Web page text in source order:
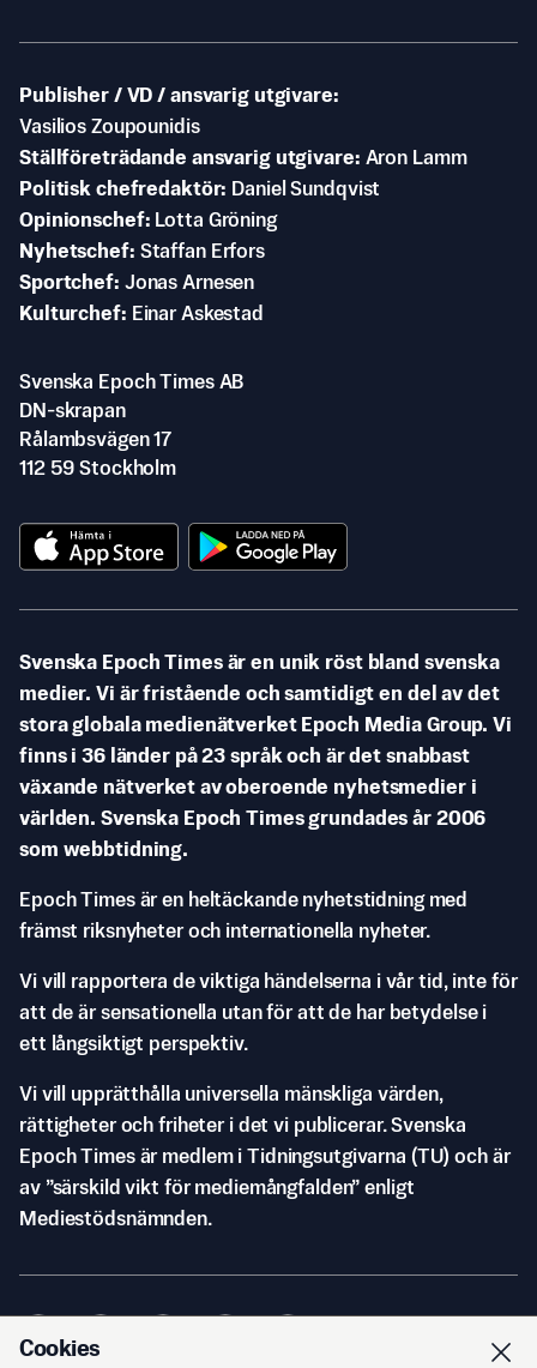
Publisher / VD / ansvarig utgivare
Vasilios Zoupounidis
Ställföreträdande ansvarig utgivare Aron Lamm
Politisk chefredaktör
Daniel Sundqvist
Opinionschef
Lotta Gröning
Nyhetschef Staffan Erfors
Sportchef Jonas Arnesen
Kulturchef
Einar Askestad
Svenska Epoch Times AB
DN-skrapan
Rålambsvägen 17
112 59 Stockholm
Svenska Epoch Times är en unik röst bland svenska
medier. Vi är fristående och samtidigt en del av det
stora globala medienätverket Epoch Media Group. Vi
finns i 36 länder på 23 språk och är det snabbast
växande nätverket av oberoende nyhetsmedier i
världen. Svenska Epoch Times grundades år 2006
som webbtidning.
Epoch Times är en heltäckande nyhetstidning med
främst riksnyheter och internationella nyheter.
Vi vill rapportera de viktiga händelserna i vår tid, inte för
att de är sensationella utan för att de har betydelse i
ett långsiktigt perspektiv.
Vi vill upprätthålla universella mänskliga värden,
rättigheter och friheter i det vi publicerar. Svenska
Epoch Times är medlem i Tidningsutgivarna (TU) och är
av ”särskild vikt för mediemångfalden” enligt
Mediestödsnämnden.
Cookies